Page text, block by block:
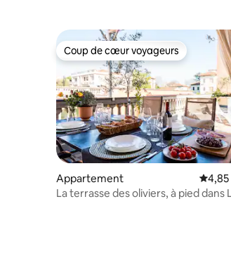
Coup de cœur voyageurs
Coup de cœur voyageurs
Appartement
4,85
La terrasse des oliviers, à pied dans